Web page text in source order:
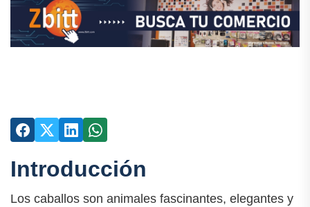
Introducción
Los caballos son animales fascinantes, elegantes y